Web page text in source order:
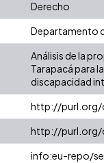
Derecho
Departamento
Análisis de la
Tarapacá para
discapacidad
http://purl.org/
http://purl.org/
info:eu-repo/